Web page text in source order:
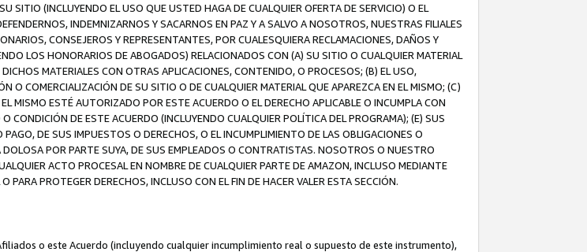
SITIO (INCLUYENDO EL USO QUE USTED HAGA DE CUALQUIER OFERTA DE SERVICIO) O EL
INDEMNIZARNOS Y SACARNOS EN PAZ Y A SALVO A NOSOTROS, NUESTRAS FILIALES
CONSEJEROS Y REPRESENTANTES, POR CUALESQUIERA RECLAMACIONES, DAÑOS Y
LOS HONORARIOS DE ABOGADOS) RELACIONADOS CON (A) SU SITIO O CUALQUIER MATERIAL
MATERIALES CON OTRAS APLICACIONES, CONTENIDO, O PROCESOS; (B) EL USO,
O COMERCIALIZACIÓN DE SU SITIO O DE CUALQUIER MATERIAL QUE APAREZCA EN EL MISMO; (C)
MISMO ESTÉ AUTORIZADO POR ESTE ACUERDO O EL DERECHO APLICABLE O INCUMPLA CON
CONDICIÓN DE ESTE ACUERDO (INCLUYENDO CUALQUIER POLÍTICA DEL PROGRAMA); (E) SUS
DE SUS IMPUESTOS O DERECHOS, O EL INCUMPLIMIENTO DE LAS OBLIGACIONES O
POR PARTE SUYA, DE SUS EMPLEADOS O CONTRATISTAS. NOSOTROS O NUESTRO
ACTO PROCESAL EN NOMBRE DE CUALQUIER PARTE DE AMAZON, INCLUSO MEDIANTE
PROTEGER DERECHOS, INCLUSO CON EL FIN DE HACER VALER ESTA SECCIÓN.
o este Acuerdo (incluyendo cualquier incumplimiento real o supuesto de este instrumento),